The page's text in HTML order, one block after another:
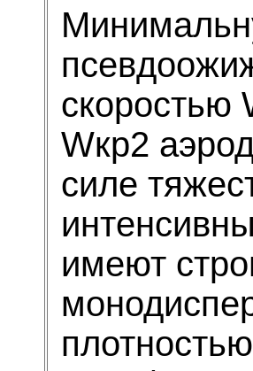
скоростью
Wкр2
силе
имеют